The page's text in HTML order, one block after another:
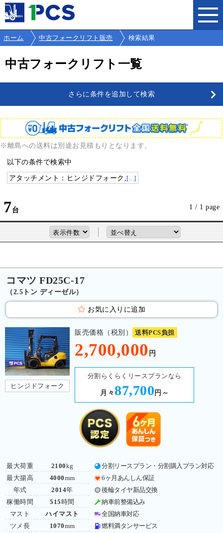
ホーム 中古フォークリフト販売 検索結果
中古フォークリフト一覧
さらに条件を追加して検索
※離島への送料は別途お見積もりとなります。
以下の条件で検索中
アタッチメント：ヒンジドフォーク, [...]
7 1 / 1 page
コマツ FD25C-17
（2.5トン ディーゼル）
お気に入りに追加
ヒンジドフォーク
販売価格（税別） 送料PCS負担
2,700,000 円
分割らくらくリースプランなら
月々 87,700 円～
最大荷重
最大揚高
年式
稼働時間
マスト
ツメ長
2100kg
4000mm
2014年
515 時間
ハイマスト
1070mm
分割リースプラン・分割購入プラン対応
6ヶ月あんしん保証
後輪タイヤ新品交換
納車前整備込み
全国納車対応
燃料満タンサービス